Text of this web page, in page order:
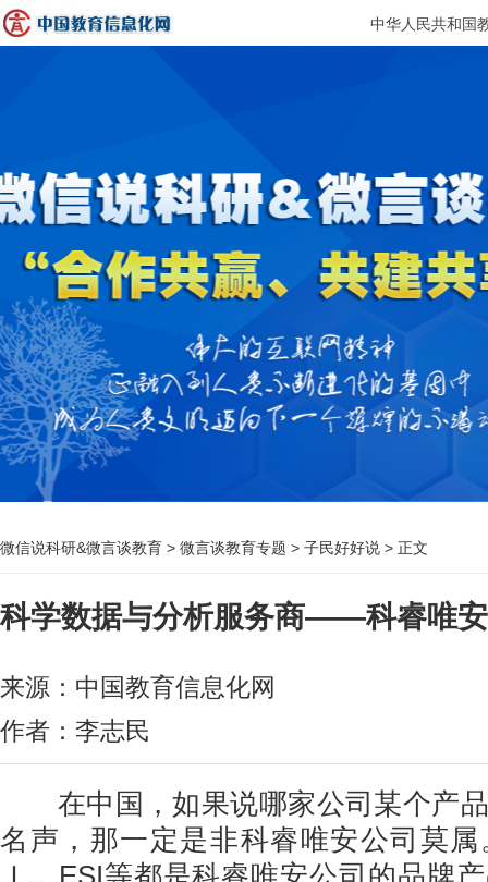
中华人民共和国
微信说科研&微言谈教育 > 微言谈教育专题 > 子民好好说 > 正文
科学数据与分析服务商——科睿唯
来源：中国教育信息化网
作者：李志民
在中国，如果说哪家公司某个产品
名声，那一定是非科睿唯安公司莫
Ｉ、ESI等都是科睿唯安公司的品牌